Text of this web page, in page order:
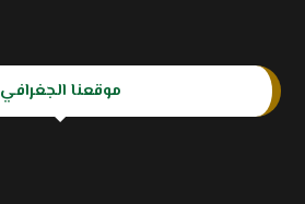
موقعنا الجغرافي